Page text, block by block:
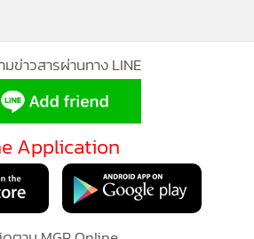
ข่าวสารผ่านทาง LINE
คุกกี้ (Cookies)
พื่อจัดการข้อมูลส่วนบุคคลเพื่อนำเสนอ